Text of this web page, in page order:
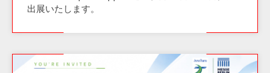
出展いたします。